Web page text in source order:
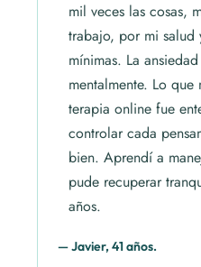
mil veces las cosas,
trabajo, por mi salud
mínimas. La
mentalmente. Lo
terapia online fue
controlar cada
bien. Aprendí a
pude recuperar
años.
— Javier, 41 años.